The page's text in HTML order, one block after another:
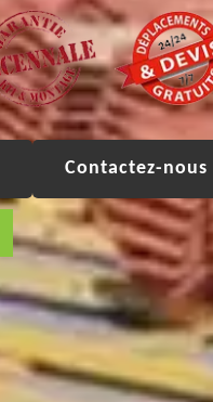
Contactez-nous